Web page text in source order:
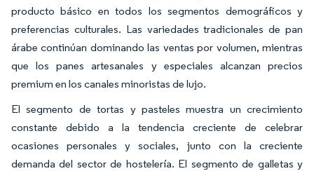
producto básico en todos los segmentos demográficos y
preferencias culturales. Las variedades tradicionales de pan
árabe continúan dominando las ventas por volumen, mientras
que los panes artesanales y especiales alcanzan precios
premium en los canales minoristas de lujo.
El segmento de tortas y pasteles muestra un crecimiento
constante debido a la tendencia creciente de celebrar
ocasiones personales y sociales, junto con la creciente
demanda del sector de hostelería. El segmento de galletas y